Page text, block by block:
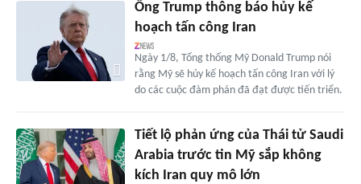
Ông Trump thông báo hủy kế
hoạch tấn công Iran
Ngày 1/8, Tổng thống Mỹ Donald Trump nói
rằng Mỹ sẽ hủy kế hoạch tấn công Iran với lý
do các cuộc đàm phán đã đạt được tiến triển.
Tiết lộ phản ứng của Thái tử Saudi
Arabia trước tin Mỹ sắp không
kích Iran quy mô lớn